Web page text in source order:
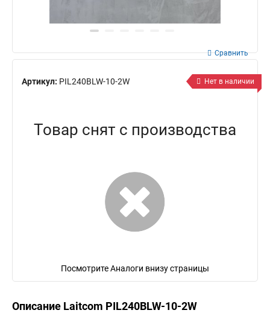
Артикул: PIL240BLW-10-2W
Сравнить
Нет в наличии
Товар снят с производства
Посмотрите Аналоги внизу страницы
Описание Laitcom PIL240BLW-10-2W